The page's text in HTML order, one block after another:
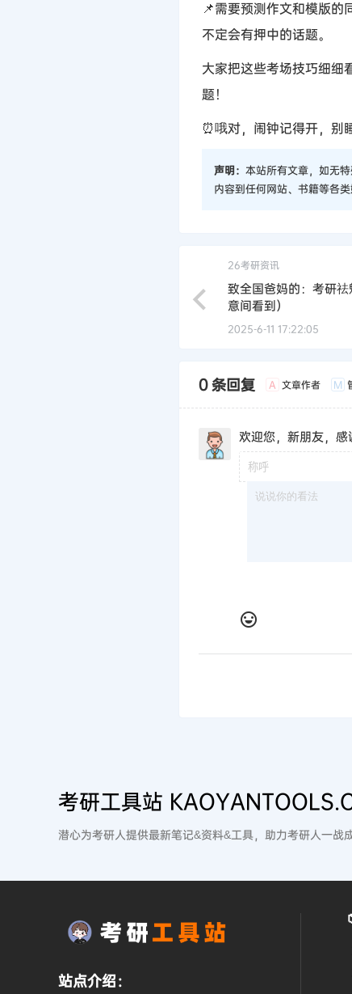
📌需要预测作文和模版
不定会有押中的话题。
大家把这些考场技巧细细
题！
⏰哦对，闹钟记得开，别
声明： 本站所有文章，如无
内容到任何网站、书籍等各
26考研资讯
致全国爸妈的：考研
意间看到）
2025-6-11 17:22:05
0 条回复 A 文章作者 M
欢迎您，新朋友，感
考研工具站
潜心为考研人提供最新笔记&资料&工具，助力考研人一战成
站点介绍：